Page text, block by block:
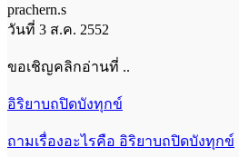
prachern.s
วันที่ 3 ส.ค. 2552
ขอเชิญคลิกอ่านที่ ..
อิริยาบถปิดบังทุกข์
ถามเรื่องอะไรคือ อิริยาบถปิดบังทุกข์